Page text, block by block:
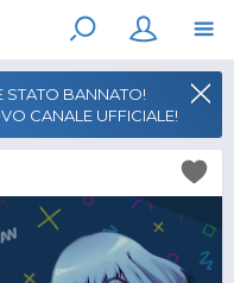
STATO BANNATO!
CANALE UFFICIALE!